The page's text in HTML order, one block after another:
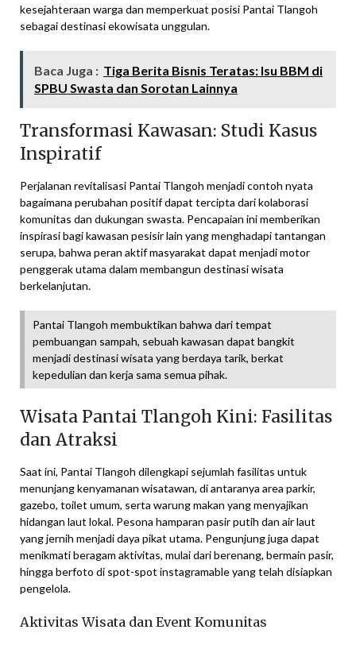
kesejahteraan warga dan memperkuat posisi Pantai Tlangoh
sebagai destinasi ekowisata unggulan.
Baca Juga : Tiga Berita Bisnis Teratas: Isu BBM di
SPBU Swasta dan Sorotan Lainnya
Transformasi Kawasan: Studi Kasus
Inspiratif
Perjalanan revitalisasi Pantai Tlangoh menjadi contoh nyata
bagaimana perubahan positif dapat tercipta dari kolaborasi
komunitas dan dukungan swasta. Pencapaian ini memberikan
inspirasi bagi kawasan pesisir lain yang menghadapi tantangan
serupa, bahwa peran aktif masyarakat dapat menjadi motor
penggerak utama dalam membangun destinasi wisata
berkelanjutan.
Pantai Tlangoh membuktikan bahwa dari tempat
pembuangan sampah, sebuah kawasan dapat bangkit
menjadi destinasi wisata yang berdaya tarik, berkat
kepedulian dan kerja sama semua pihak.
Wisata Pantai Tlangoh Kini: Fasilitas
dan Atraksi
Saat ini, Pantai Tlangoh dilengkapi sejumlah fasilitas untuk
menunjang kenyamanan wisatawan, di antaranya area parkir,
gazebo, toilet umum, serta warung makan yang menyajikan
hidangan laut lokal. Pesona hamparan pasir putih dan air laut
yang jernih menjadi daya pikat utama. Pengunjung juga dapat
menikmati beragam aktivitas, mulai dari berenang, bermain pasir,
hingga berfoto di spot-spot instagramable yang telah disiapkan
pengelola.
Aktivitas Wisata dan Event Komunitas